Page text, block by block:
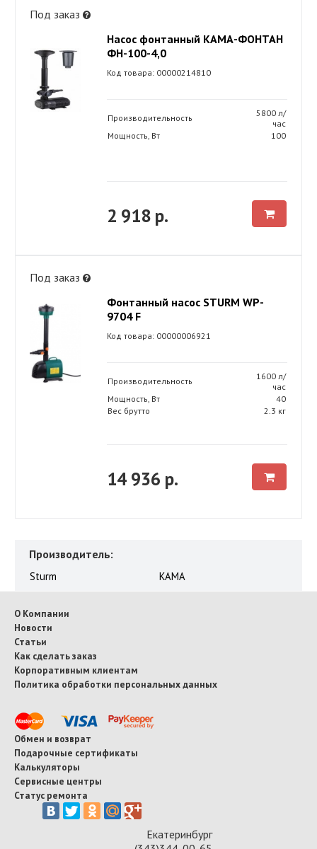
Под заказ
Насос фонтанный КАМА-ФОНТАН
ФН-100-4,0
Код товара: 00000214810
Производительность
5800 л/
час
Мощность, Вт
100
2 918 р.
Под заказ
Фонтанный насос STURM WP-
9704 F
Код товара: 00000006921
Производительность
1600 л/
час
Мощность, Вт
40
Вес брутто
2.3 кг
14 936 р.
Производитель:
Sturm КАМА
О Компании
Новости
Статьи
Как сделать заказ
Корпоративным клиентам
Политика обработки персональных данных
Обмен и возврат
Подарочные сертификаты
Калькуляторы
Сервисные центры
Статус ремонта
Екатеринбург